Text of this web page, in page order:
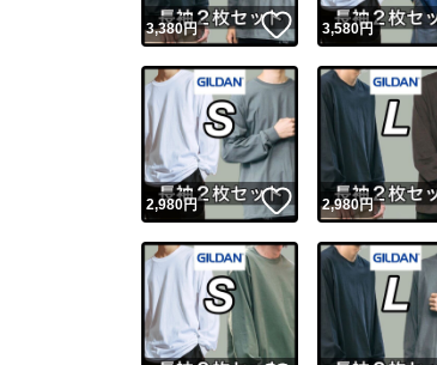
3,380円 いいね！
3,580円
2,980円 いいね！
2,980円